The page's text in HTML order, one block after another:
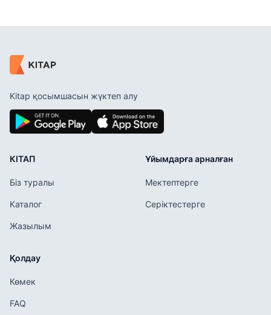
Kitap қосымшасын жүктеп алу
КІТАП
Біз туралы
Каталог
Жазылым
Ұйымдарға арналған
Мектептерге
Серіктестерге
Қолдау
Көмек
FAQ